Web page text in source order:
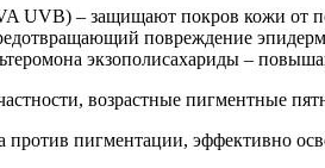
UVB) – защищают покров кожи от
повреждение
экзополисахариды –
возрастные пигментные
против пигментации, эффективно